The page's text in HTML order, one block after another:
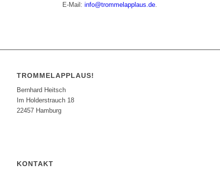
E-Mail:info@trommelapplaus.de.
TROMMELAPPLAUS!
Bernhard Heitsch
Im Holderstrauch 18
22457 Hamburg
KONTAKT